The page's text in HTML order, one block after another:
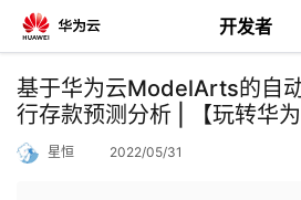
开发者
返
回
基于华为云ModelArts的自
行存款预测分析 | 【玩转华为
星恒 2022/05/31